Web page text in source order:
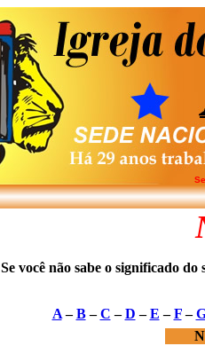
Se você não sabe o significado
A–B–C –D –E –F–